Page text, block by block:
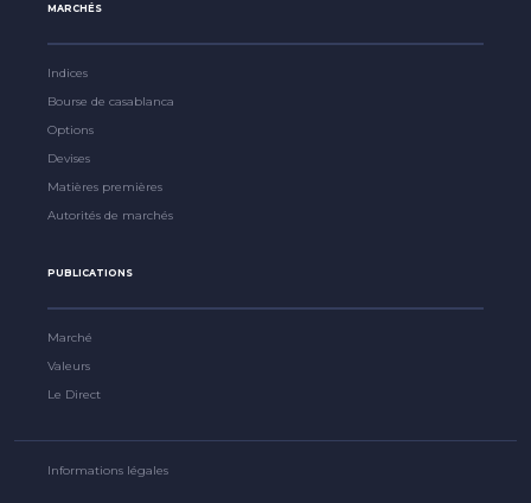
MARCHÉS
Indices
Bourse de casablanca
Options
Devises
Matières premières
Autorités de marchés
PUBLICATIONS
Marché
Valeurs
Le Direct
Informations légales